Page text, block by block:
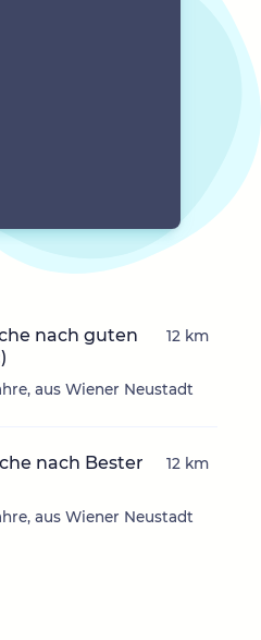
nach guten
aus Wiener Neustadt
12 km
nach Bester
aus Wiener Neustadt
12 km